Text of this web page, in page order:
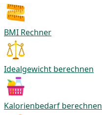
BMI Rechner
Idealgewicht berechnen
Kalorienbedarf berechnen